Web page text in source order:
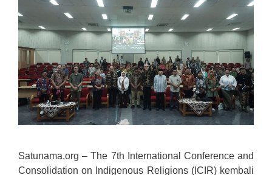
Satunama.org – The 7th International Conference and
Consolidation on Indigenous Religions (ICIR) kembali